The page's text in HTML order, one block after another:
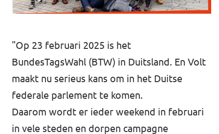
Deventer
Enschede
Hengelo
"Op 23 februari 2025 is het
BundesTagsWahl (BTW) in Duitsland. En Volt
maakt nu serieus kans om in het Duitse
federale parlement te komen.
Daarom wordt er ieder weekend in februari
in vele steden en dorpen campagne